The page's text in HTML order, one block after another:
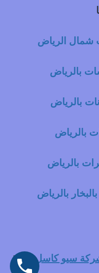
شمال الرياض
بالرياض
بالرياض
بالرياض
بالرياض
بالرياض
سيو كاسل2021